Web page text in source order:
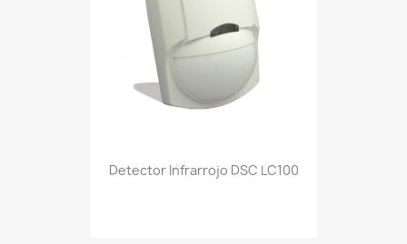
Detector Infrarrojo DSC LC100